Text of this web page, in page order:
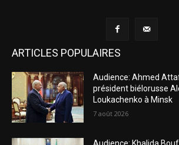
ARTICLES POPULAIRES
Audience: Ahmed
président biélorusse
Loukachenko à Minsk
7 août 2026
Audience: Khalida